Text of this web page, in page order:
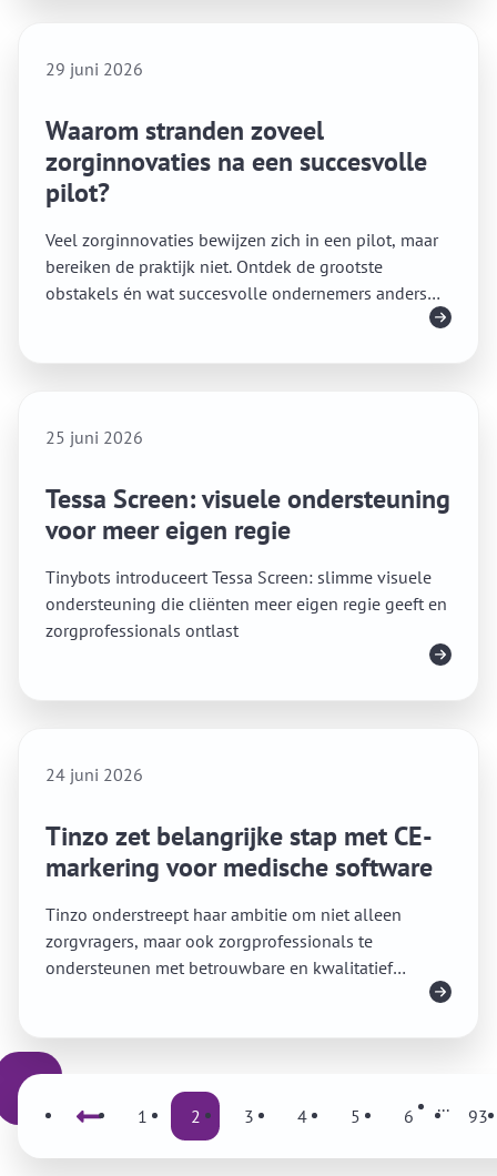
29 juni 2026
Waarom stranden zoveel
zorginnovaties na een succesvolle
pilot?
Veel zorginnovaties bewijzen zich in een pilot, maar
bereiken de praktijk niet. Ontdek de grootste
obstakels én wat succesvolle ondernemers anders
25 juni 2026
Tessa Screen: visuele ondersteuning
voor meer eigen regie
Tinybots introduceert Tessa Screen: slimme visuele
ondersteuning die cliënten meer eigen regie geeft en
zorgprofessionals ontlast
24 juni 2026
Tinzo zet belangrijke stap met CE-
markering voor medische software
Tinzo onderstreept haar ambitie om niet alleen
zorgvragers, maar ook zorgprofessionals te
ondersteunen met betrouwbare en kwalitatief
Vorige 1 2 3 4 5 6 ... 93